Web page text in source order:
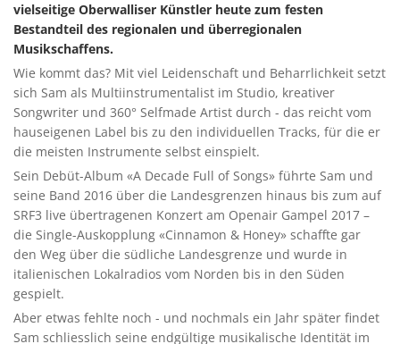
vielseitige Oberwalliser Künstler heute zum festen
Bestandteil des regionalen und überregionalen
Musikschaffens.
Wie kommt das? Mit viel Leidenschaft und Beharrlichkeit setzt
sich Sam als Multiinstrumentalist im Studio, kreativer
Songwriter und 360° Selfmade Artist durch - das reicht vom
hauseigenen Label bis zu den individuellen Tracks, für die er
die meisten Instrumente selbst einspielt.
Sein Debüt-Album «A Decade Full of Songs» führte Sam und
seine Band 2016 über die Landesgrenzen hinaus bis zum auf
SRF3 live übertragenen Konzert am Openair Gampel 2017 –
die Single-Auskopplung «Cinnamon & Honey» schaffte gar
den Weg über die südliche Landesgrenze und wurde in
italienischen Lokalradios vom Norden bis in den Süden
gespielt.
Aber etwas fehlte noch - und nochmals ein Jahr später findet
Sam schliesslich seine endgültige musikalische Identität im